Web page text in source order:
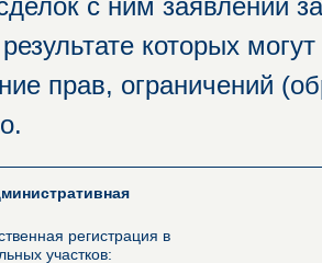
с ним заявлении
которых
прав, ограничений
регистрация в
участков: